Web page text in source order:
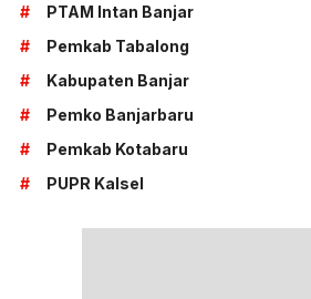
#
PTAM Intan Banjar
#
Pemkab Tabalong
#
Kabupaten Banjar
#
Pemko Banjarbaru
#
Pemkab Kotabaru
#
PUPR Kalsel